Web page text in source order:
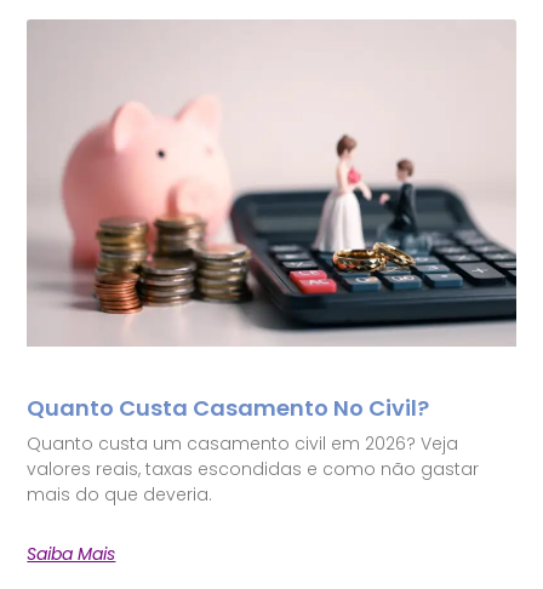
Quanto Custa Casamento No Civil?
Quanto custa um casamento civil em 2026? Veja
valores reais, taxas escondidas e como não gastar
mais do que deveria.
Saiba Mais